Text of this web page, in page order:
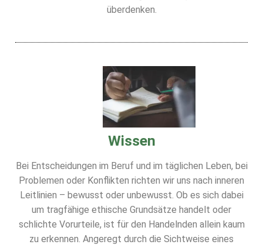
Loge Jade Veritas, Wilhelmshaven
überdenken.
Wissen
Bei Entscheidungen im Beruf und im täglichen Leben, bei
Problemen oder Konflikten richten wir uns nach inneren
Leitlinien – bewusst oder unbewusst. Ob es sich dabei
um tragfähige ethische Grundsätze handelt oder
schlichte Vorurteile, ist für den Handelnden allein kaum
zu erkennen. Angeregt durch die Sichtweise eines